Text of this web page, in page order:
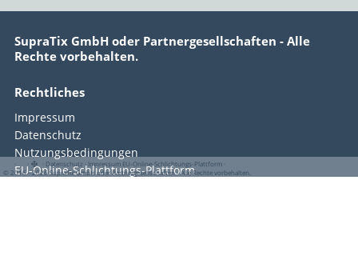
SupraTix GmbH oder Partnergesellschaften - Alle
Rechte vorbehalten.
Rechtliches
Impressum
Datenschutz
Nutzungsbedingungen
EU-Online-Schlichtungs-Plattform
Datenschutz Impressum EU-Online-Schlichtungs-Plattform
© 2016 - 2026 SupraTix GmbH oder Partnergesellschaften - Alle Rechte vorbehalten.